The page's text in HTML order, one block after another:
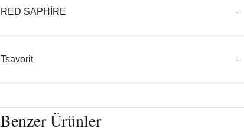
RED SAPHİRE -
Tsavorit -
Benzer Ürünler